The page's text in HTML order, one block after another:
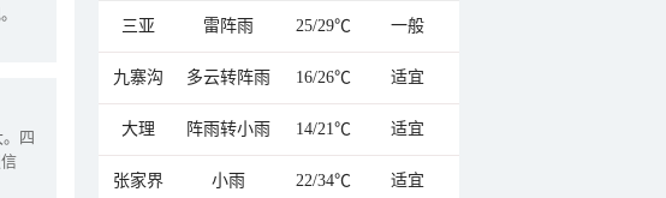
四
三亚 雷阵雨 25/29℃ 一般
九寨沟 多云转阵雨 16/26℃ 适宜
大理 阵雨转小雨 14/21℃ 适宜
张家界 小雨 22/34℃ 适宜